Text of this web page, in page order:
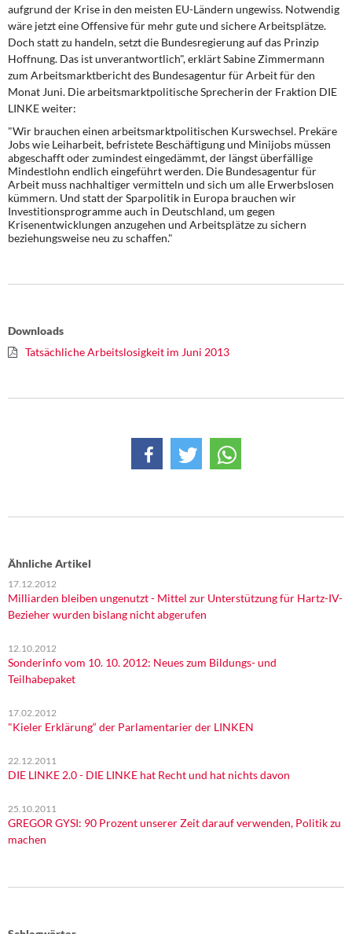
aufgrund der Krise in den meisten EU-Ländern ungewiss. Notwendig
wäre jetzt eine Offensive für mehr gute und sichere Arbeitsplätze.
Doch statt zu handeln, setzt die Bundesregierung auf das Prinzip
Hoffnung. Das ist unverantwortlich", erklärt Sabine Zimmermann
zum Arbeitsmarktbericht des Bundesagentur für Arbeit für den
Monat Juni. Die arbeitsmarktpolitische Sprecherin der Fraktion DIE
LINKE weiter:
"Wir brauchen einen arbeitsmarktpolitischen Kurswechsel. Prekäre
Jobs wie Leiharbeit, befristete Beschäftigung und Minijobs müssen
abgeschafft oder zumindest eingedämmt, der längst überfällige
Mindestlohn endlich eingeführt werden. Die Bundesagentur für
Arbeit muss nachhaltiger vermitteln und sich um alle Erwerbslosen
kümmern. Und statt der Sparpolitik in Europa brauchen wir
Investitionsprogramme auch in Deutschland, um gegen
Krisenentwicklungen anzugehen und Arbeitsplätze zu sichern
beziehungsweise neu zu schaffen."
Downloads
Tatsächliche Arbeitslosigkeit im Juni 2013
Ähnliche Artikel
17.12.2012
Milliarden bleiben ungenutzt - Mittel zur Unterstützung für Hartz-IV-
Bezieher wurden bislang nicht abgerufen
12.10.2012
Sonderinfo vom 10. 10. 2012: Neues zum Bildungs- und
Teilhabepaket
17.02.2012
"Kieler Erklärung“ der Parlamentarier der LINKEN
22.12.2011
DIE LINKE 2.0 - DIE LINKE hat Recht und hat nichts davon
25.10.2011
GREGOR GYSI: 90 Prozent unserer Zeit darauf verwenden, Politik zu
machen